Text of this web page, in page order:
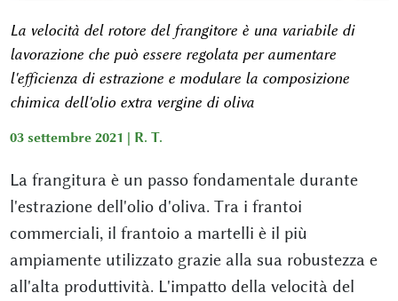
La velocità del rotore del frangitore è una variabile di
lavorazione che può essere regolata per aumentare
l'efficienza di estrazione e modulare la composizione
chimica dell'olio extra vergine di oliva
03 settembre 2021 | R. T.
La frangitura è un passo fondamentale durante
l'estrazione dell'olio d'oliva. Tra i frantoi
commerciali, il frantoio a martelli è il più
ampiamente utilizzato grazie alla sua robustezza e
all'alta produttività. L'impatto della velocità del